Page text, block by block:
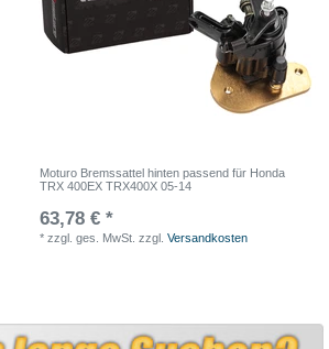
Moturo Bremssattel hinten passend für Honda
TRX 400EX TRX400X 05-14
63,78 € *
*zzgl. ges. MwSt. zzgl.Versandkosten